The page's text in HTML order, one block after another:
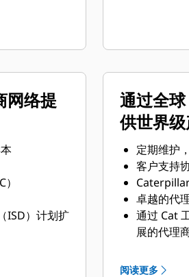
网络提
ISD）计划扩
通过全
供世界
定期维护
客户支持
Caterpillar
卓越的代
通过 Cat
展的代理
阅读更多